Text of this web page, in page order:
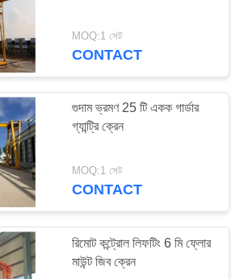
গ্যান্ট্রি ক্রেন
তারের দড়ি
MOQ:1 সেট
CONTACT
গুদাম ভ্রমণ 25 টি একক গার্ডার
গ্যান্ট্রি ক্রেন
MOQ:1 সেট
CONTACT
রিমোট কন্ট্রোল লিফটিং 6 মি ফ্লোর
মাউন্ট জিব ক্রেন